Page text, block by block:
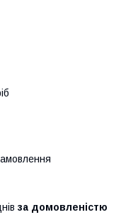
за домовленістю